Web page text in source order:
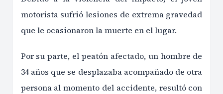
motorista sufrió lesiones de extrema gravedad
que le ocasionaron la muerte en el lugar.
Por su parte, el peatón afectado, un hombre de
34 años que se desplazaba acompañado de otra
persona al momento del accidente, resultó con